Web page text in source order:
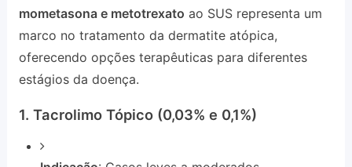
mometasona e metotrexato ao SUS representa um
marco no tratamento da dermatite atópica,
oferecendo opções terapêuticas para diferentes
estágios da doença.
1. Tacrolimo Tópico (0,03% e 0,1%)